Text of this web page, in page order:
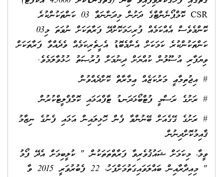
CSR ކޮމްޕޯނެންޓްގެ ދަށުން މިދަންނަވާ 03 ކަންތަކުންކުރެ
ކޮންމެވެސް އެއްކަމެއް ފުރިހަމަކޮށްދޭ ފަރާތަކަށް ނުވަތަ މި03
ކަންތަކުންކުރެ ކަމަކަށް އެންމެބޮޑު އެހީތެރިކަމެއް ވެދެއްވާ ފަރާތަކަށް
ވިޔަފާރި އުސޫލުން ކުއްޔަށް ދިނުމަށް ފުރުޞަތު ހުޅުވާލަމެވެ.
# އިޖުތިމާޢީ މަރުކަޒެއް ޢިމާރާތް ކޮށްދެއްވުން
# ރަށުގެ ރަސްމީ ފުޓްބޯޅަދަނޑު ޓާފްއަޅައި ކޮމްޕްލީޓްކުރުން
# ރަށުގެ ގޭގެއަށް ބޭނުންވާ ފެން ހޮޅިލައިން އަޅައި ފެނުގެ ނިޒާމު
ޤާއިމުކޮށްދިނުން
ވީމާ، މިކަމަށް ޝައުޤުވެރިވާ ފަރާތްތަތަކުން " ކުލީބިމަށް އެދޭ ފޯމު
" މިއިދާރާއިން ބައްލަވައިގަތުމަށްފަހު، 22 ފެބުރުވަރީ 2015 ވާ